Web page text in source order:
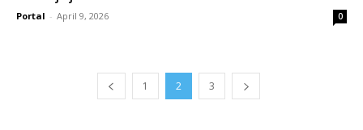
Portal - April 9, 2026 0
1 2 3